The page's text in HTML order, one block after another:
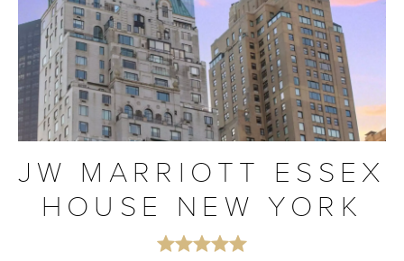
JW MARRIOTT ESSEX
HOUSE NEW YORK